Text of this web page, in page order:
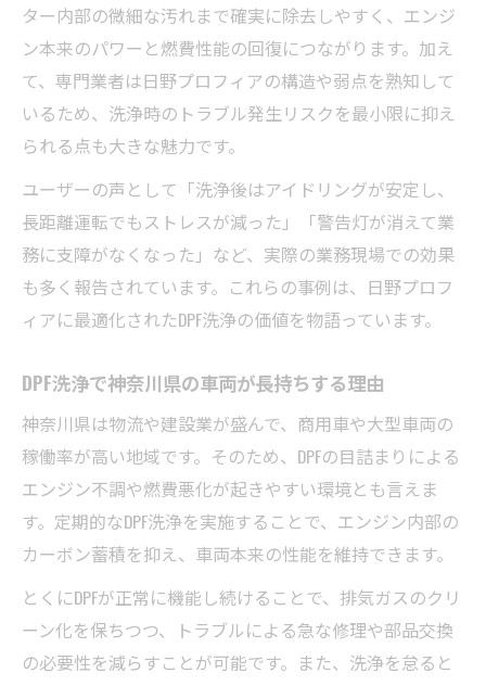
ター内部の微細な汚れまで確実に除去しやすく、エンジ
ン本来のパワーと燃費性能の回復につながります。加え
て、専門業者は日野プロフィアの構造や弱点を熟知して
いるため、洗浄時のトラブル発生リスクを最小限に抑え
られる点も大きな魅力です。
ユーザーの声として「洗浄後はアイドリングが安定し、
長距離運転でもストレスが減った」「警告灯が消えて業
務に支障がなくなった」など、実際の業務現場での効果
も多く報告されています。これらの事例は、日野プロフ
ィアに最適化されたDPF洗浄の価値を物語っています。
DPF洗浄で神奈川県の車両が長持ちする理由
神奈川県は物流や建設業が盛んで、商用車や大型車両の
稼働率が高い地域です。そのため、DPFの目詰まりによる
エンジン不調や燃費悪化が起きやすい環境とも言えま
す。定期的なDPF洗浄を実施することで、エンジン内部の
カーボン蓄積を抑え、車両本来の性能を維持できます。
とくにDPFが正常に機能し続けることで、排気ガスのクリ
ーン化を保ちつつ、トラブルによる急な修理や部品交換
の必要性を減らすことが可能です。また、洗浄を怠ると